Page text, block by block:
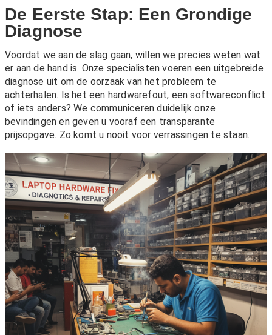
De Eerste Stap: Een Grondige
Diagnose
Voordat we aan de slag gaan, willen we precies weten wat
er aan de hand is. Onze specialisten voeren een uitgebreide
diagnose uit om de oorzaak van het probleem te
achterhalen. Is het een hardwarefout, een softwareconflict
of iets anders? We communiceren duidelijk onze
bevindingen en geven u vooraf een transparante
prijsopgave. Zo komt u nooit voor verrassingen te staan.